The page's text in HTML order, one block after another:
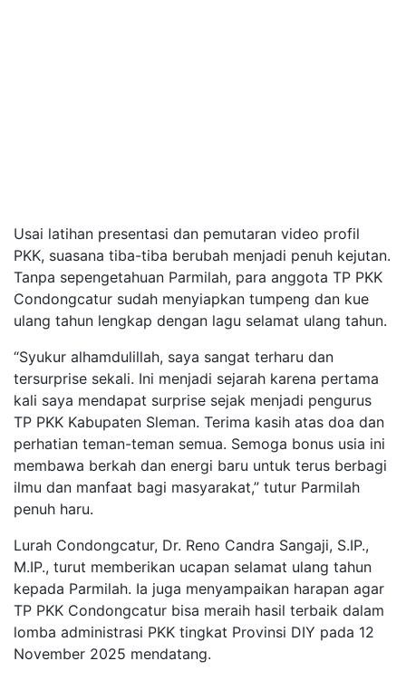
Usai latihan presentasi dan pemutaran video profil
PKK, suasana tiba-tiba berubah menjadi penuh kejutan.
Tanpa sepengetahuan Parmilah, para anggota TP PKK
Condongcatur sudah menyiapkan tumpeng dan kue
ulang tahun lengkap dengan lagu selamat ulang tahun.
“Syukur alhamdulillah, saya sangat terharu dan
tersurprise sekali. Ini menjadi sejarah karena pertama
kali saya mendapat surprise sejak menjadi pengurus
TP PKK Kabupaten Sleman. Terima kasih atas doa dan
perhatian teman-teman semua. Semoga bonus usia ini
membawa berkah dan energi baru untuk terus berbagi
ilmu dan manfaat bagi masyarakat,” tutur Parmilah
penuh haru.
Lurah Condongcatur, Dr. Reno Candra Sangaji, S.IP.,
M.IP., turut memberikan ucapan selamat ulang tahun
kepada Parmilah. Ia juga menyampaikan harapan agar
TP PKK Condongcatur bisa meraih hasil terbaik dalam
lomba administrasi PKK tingkat Provinsi DIY pada 12
November 2025 mendatang.